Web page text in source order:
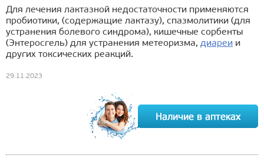
Для лечения лактазной недостаточности применяются
пробиотики, (содержащие лактазу), спазмолитики (для
устранения болевого синдрома), кишечные сорбенты
(Энтеросгель) для устранения метеоризма, диареи и
других токсических реакций.
29.11.2023